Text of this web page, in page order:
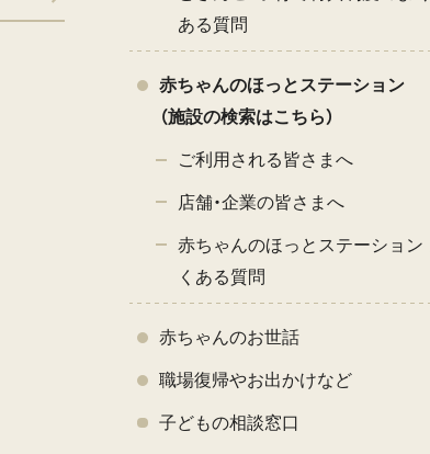
ある質問
赤ちゃんのほっとステーション
（施設の検索はこちら）
ご利用される皆さまへ
店舗・企業の皆さまへ
赤ちゃんのほっとステーション
くある質問
赤ちゃんのお世話
職場復帰やお出かけなど
子どもの相談窓口